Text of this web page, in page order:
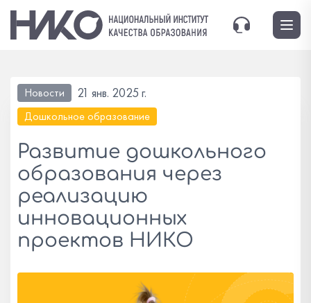
Новости 21 янв. 2025 г.
Дошкольное образование
Развитие дошкольного
образования через
реализацию
инновационных
проектов НИКО